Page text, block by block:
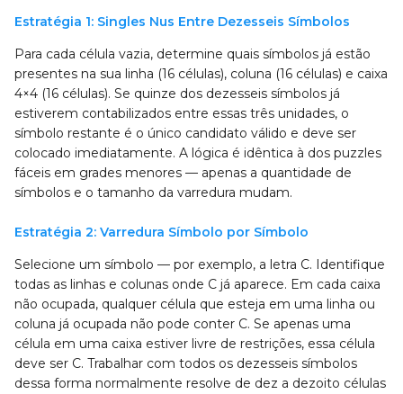
Estratégia 1: Singles Nus Entre Dezesseis Símbolos
Para cada célula vazia, determine quais símbolos já estão
presentes na sua linha (16 células), coluna (16 células) e caixa
4×4 (16 células). Se quinze dos dezesseis símbolos já
estiverem contabilizados entre essas três unidades, o
símbolo restante é o único candidato válido e deve ser
colocado imediatamente. A lógica é idêntica à dos puzzles
fáceis em grades menores — apenas a quantidade de
símbolos e o tamanho da varredura mudam.
Estratégia 2: Varredura Símbolo por Símbolo
Selecione um símbolo — por exemplo, a letra C. Identifique
todas as linhas e colunas onde C já aparece. Em cada caixa
não ocupada, qualquer célula que esteja em uma linha ou
coluna já ocupada não pode conter C. Se apenas uma
célula em uma caixa estiver livre de restrições, essa célula
deve ser C. Trabalhar com todos os dezesseis símbolos
dessa forma normalmente resolve de dez a dezoito células